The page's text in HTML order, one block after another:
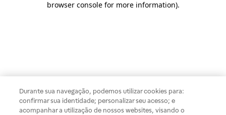
browser console for more information).
Durante sua navegação, podemos utilizar cookies para:
confirmar sua identidade; personalizar seu acesso; e
acompanhar a utilização de nossos websites, visando o